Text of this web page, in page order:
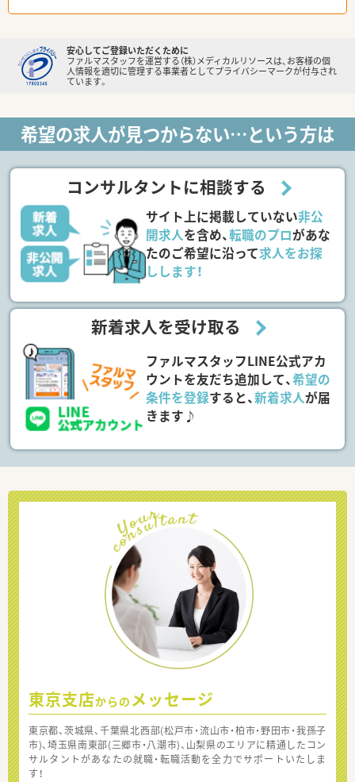
安心してご登録いただくために
ファルマスタッフを運営する（株）メディカルリソースは、お客様の個
人情報を適切に管理する事業者としてプライバシーマークが付与され
ています。
希望の求人が見つからない…という方は
コンサルタントに相談する
サイト上に掲載していない非公
開求人を含め、転職のプロがあな
たのご希望に沿って求人をお探
しします！
新着求人を受け取る
ファルマスタッフLINE公式アカ
ウントを友だち追加して、希望の
条件を登録すると、新着求人が届
きます♪
東京支店からの メッセージ
東京都、茨城県、千葉県北西部(松戸市・流山市・柏市・野田市・我孫子
市)、埼玉県南東部(三郷市・八潮市)、山梨県のエリアに精通したコン
サルタントがあなたの就職・転職活動を全力でサポートいたしま
す！